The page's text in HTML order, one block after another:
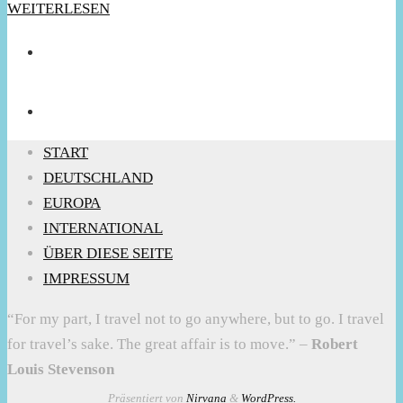
WEITERLESEN
START
DEUTSCHLAND
EUROPA
INTERNATIONAL
ÜBER DIESE SEITE
IMPRESSUM
“For my part, I travel not to go anywhere, but to go. I travel
for travel’s sake. The great affair is to move.” – Robert
Louis Stevenson
Präsentiert von Nirvana & WordPress.